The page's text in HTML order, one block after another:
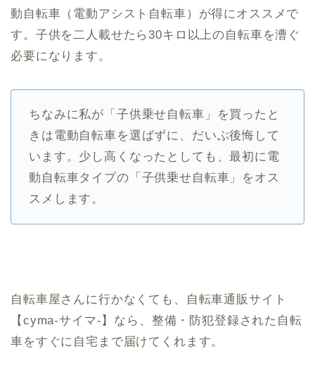
動自転車（電動アシスト自転車）が得にオススメで
す。子供を二人載せたら30キロ以上の自転車を漕ぐ
必要になります。
ちなみに私が「子供乗せ自転車」を買ったと
きは電動自転車を選ばずに、だいぶ後悔して
います。少し高くなったとしても、最初に電
動自転車タイプの「子供乗せ自転車」をオス
スメします。
自転車屋さんに行かなくても、自転車通販サイト
【cyma-サイマ-】なら、整備・防犯登録された自転
車をすぐに自宅まで届けてくれます。